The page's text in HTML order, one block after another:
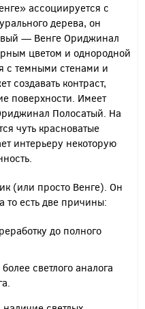
ассоциируется с
дерева, он
— Венге Ориджинал
цветом и однородной
с темными стенами и
создавать контраст,
поверхности. Имеет
Полосатый. На
чуть красноватые
интерьеру некоторую
(или просто Венге). Он
то есть две причины:
до полного
светлого аналога